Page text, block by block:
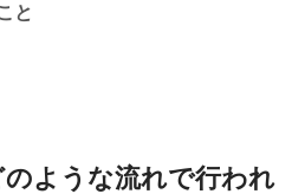
と
ような流れで行われ